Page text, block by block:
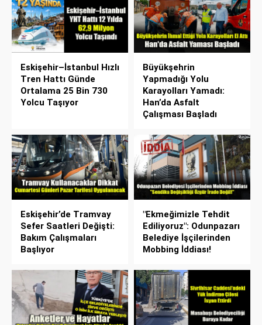
Eskişehir–İstanbul Hızlı
Tren Hattı Günde
Ortalama 25 Bin 730
Yolcu Taşıyor
Büyükşehrin
Yapmadığı Yolu
Karayolları Yamadı:
Han’da Asfalt
Çalışması Başladı
Eskişehir’de Tramvay
Sefer Saatleri Değişti:
Bakım Çalışmaları
Başlıyor
"Ekmeğimizle Tehdit
Ediliyoruz": Odunpazarı
Belediye İşçilerinden
Mobbing İddiası!